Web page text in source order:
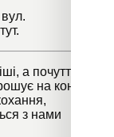
тут.
а почуття
на концерт
з нами